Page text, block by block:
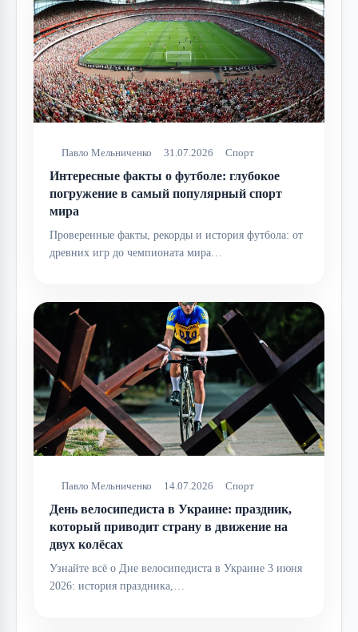
Павло Мельниченко 31.07.2026 Спорт
Интересные факты о футболе: глубокое
погружение в самый популярный спорт
мира
Проверенные факты, рекорды и история футбола: от
древних игр до чемпионата мира…
Павло Мельниченко 14.07.2026 Спорт
День велосипедиста в Украине: праздник,
который приводит страну в движение на
двух колёсах
Узнайте всё о Дне велосипедиста в Украине 3 июня
2026: история праздника,…